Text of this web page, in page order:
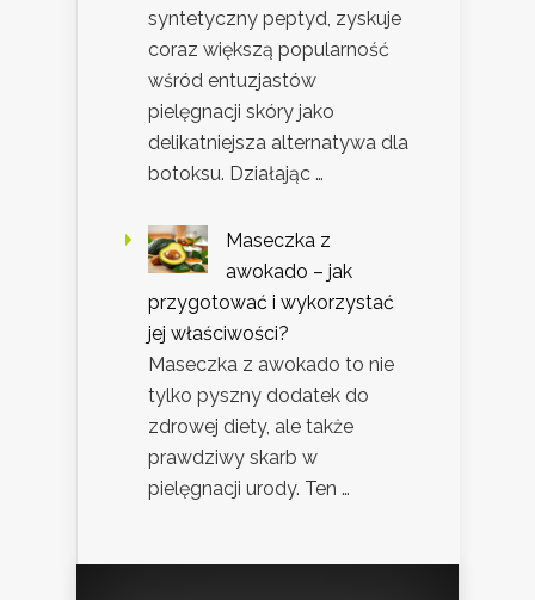
syntetyczny peptyd, zyskuje
coraz większą popularność
wśród entuzjastów
pielęgnacji skóry jako
delikatniejsza alternatywa dla
botoksu. Działając …
Maseczka z
awokado – jak
przygotować i wykorzystać
jej właściwości?
Maseczka z awokado to nie
tylko pyszny dodatek do
zdrowej diety, ale także
prawdziwy skarb w
pielęgnacji urody. Ten …